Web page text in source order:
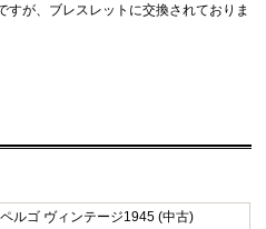
が、ブレスレットに交換されておりま
ルゴ ヴィンテージ1945 (中古)